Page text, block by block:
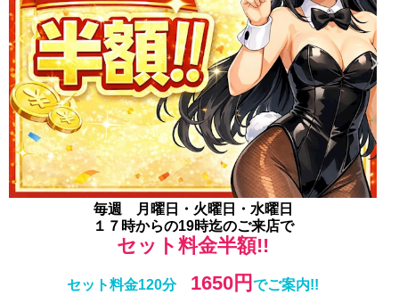
毎週 月曜日・火曜日 ・水曜日
１７時からの19時迄のご来店で
セット料金半額!!
セット料金120分 1650円 でご案内!!